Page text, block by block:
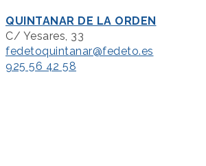
QUINTANAR DE LA ORDEN
C/ Yesares, 33
fedetoquintanar@fedeto.es
925 56 42 58